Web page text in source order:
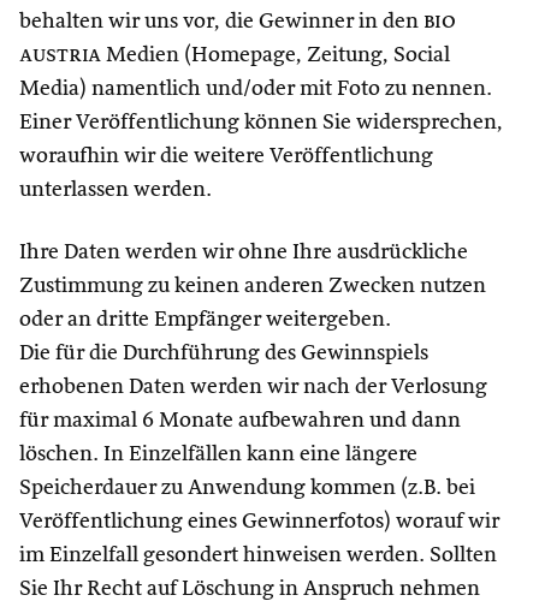
behalten wir uns vor, die Gewinner in den bio
austria Medien (Homepage, Zeitung, Social
Media) namentlich und/oder mit Foto zu nennen.
Einer Veröffentlichung können Sie widersprechen,
woraufhin wir die weitere Veröffentlichung
unterlassen werden.
Ihre Daten werden wir ohne Ihre ausdrückliche
Zustimmung zu keinen anderen Zwecken nutzen
oder an dritte Empfänger weitergeben.
Die für die Durchführung des Gewinnspiels
erhobenen Daten werden wir nach der Verlosung
für maximal 6 Monate aufbewahren und dann
löschen. In Einzelfällen kann eine längere
Speicherdauer zu Anwendung kommen (z.B. bei
Veröffentlichung eines Gewinnerfotos) worauf wir
im Einzelfall gesondert hinweisen werden. Sollten
Sie Ihr Recht auf Löschung in Anspruch nehmen